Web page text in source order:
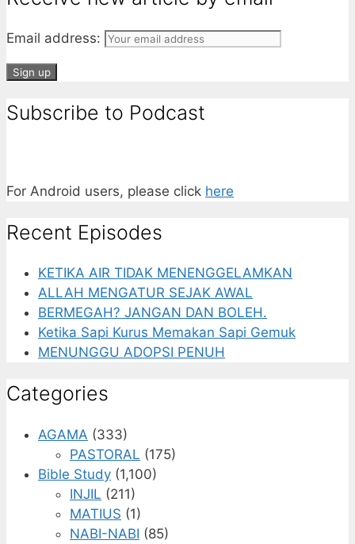
Email address:
Subscribe to Podcast
For Android users, please click here
Recent Episodes
KETIKA AIR TIDAK MENENGGELAMKAN
ALLAH MENGATUR SEJAK AWAL
BERMEGAH? JANGAN DAN BOLEH.
Ketika Sapi Kurus Memakan Sapi Gemuk
MENUNGGU ADOPSI PENUH
Categories
AGAMA (333)
PASTORAL (175)
Bible Study (1,100)
INJIL (211)
MATIUS (1)
NABI-NABI (85)